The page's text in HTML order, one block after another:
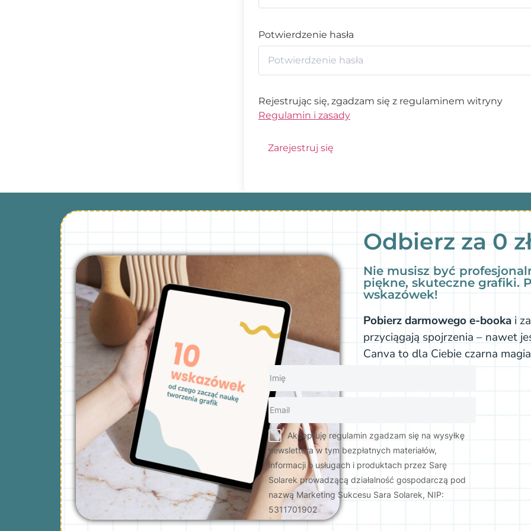
Potwierdzenie hasła
Rejestrując się, zgadzam się z regulaminem witryny
Regulamin i zasady
Zarejestruj się
Odbierz za 0
Nie musisz być
piękne, skuteczne grafiki.
wskazówek!
Pobierz darmowego e-booka i
przyciągają spojrzenia – nawet
Canva to dla Ciebie czarna
Akceptuję regulamin zgadzam się na wysyłkę
newslettera w tym bezpłatnych materiałów,
informacji o usługach i produktach przez Sarę
Solarek prowadzącą działalność gospodarczą pod
nazwą Marketing Sukcesu Sara Solarek, NIP:
5311701902